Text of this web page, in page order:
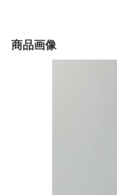
商品画像